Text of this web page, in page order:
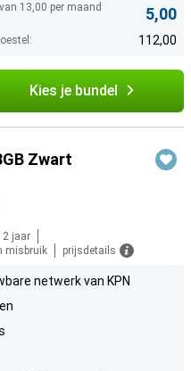
13,00 per maand
5,00
112,00
Kies je bundel
Zwart
2 jaar
misbruik
prijsdetails
netwerk van KPN